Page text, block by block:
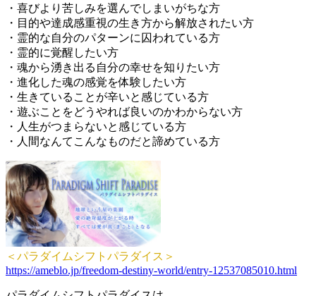
・喜びより苦しみを選んでしまいがちな方
・目的や達成感重視の生き方から解放されたい方
・霊的な自分のパターンに囚われている方
・霊的に覚醒したい方
・魂から湧き出る自分の幸せを知りたい方
・進化した魂の感覚を体験したい方
・生きていることが辛いと感じている方
・遊ぶことをどうやれば良いのかわからない方
・人生がつまらないと感じている方
・人間なんてこんなものだと諦めている方
＜パラダイムシフトパラダイス＞
https://ameblo.jp/freedom-destiny-world/entry-12537085010.html